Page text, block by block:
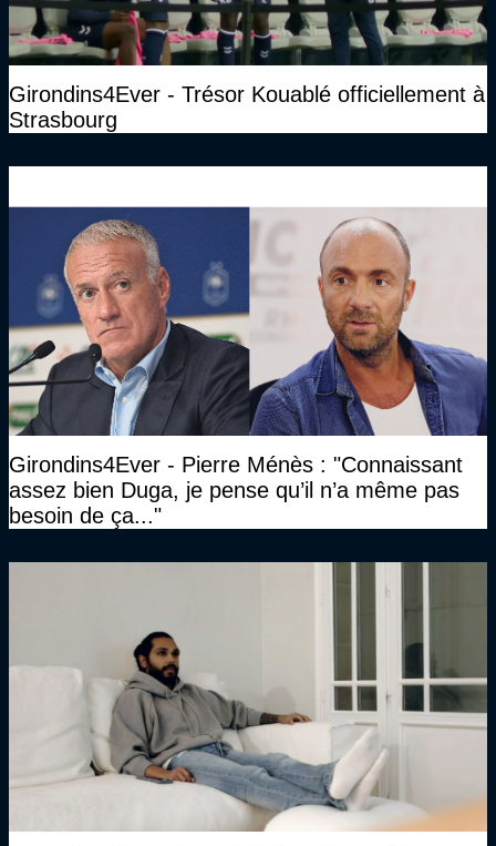
Girondins4Ever - Trésor Kouablé officiellement à
Strasbourg
Girondins4Ever - Pierre Ménès : "Connaissant
assez bien Duga, je pense qu’il n’a même pas
besoin de ça..."